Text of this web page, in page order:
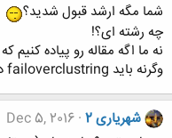
شما مگه ارشد قبول شدید؟
چه رشته ای؟!
نه ما اگه مقاله رو پیاده کنیم
وگرنه باید failoverclustring در Sql رو پیاده کنیم
شهریاری 2
Dec 5, 2016